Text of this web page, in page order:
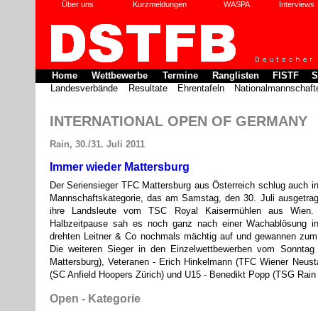
Über uns Kurzmeldungen WASPA Interviews
Home Wettbewerbe Termine Ranglisten FISTF
Landesverbände
Resultate Ehrentafeln
INTERNATIONAL OPEN OF GERMANY
Rain, 30./31. Juli 2011
Immer wieder Mattersburg
Der Seriensieger TFC Mattersburg aus Österreich schlug auch
Mannschaftskategorie, das am Samstag, den 30. Juli
ihre Landsleute vom TSC Royal Kaisermühlen aus
Halbzeitpause sah es noch ganz nach einer Wachablösung
drehten Leitner & Co nochmals mächtig auf und gewannen
Die weiteren Sieger in den Einzelwettbewerben vom
Mattersburg), Veteranen - Erich Hinkelmann (TFC Wiener
(SC Anfield Hoopers Zürich) und U15 - Benedikt Popp (TSG Rain
Open - Kategorie